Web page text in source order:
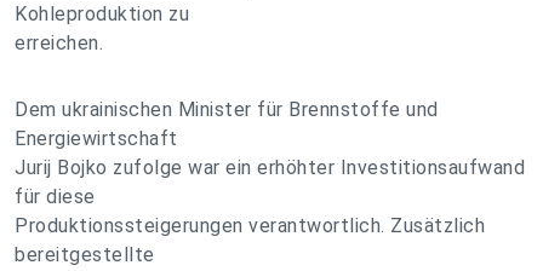
Kohleproduktion zu
erreichen.
Dem ukrainischen Minister für Brennstoffe und
Energiewirtschaft
Jurij Bojko zufolge war ein erhöhter Investitionsaufwand
für diese
Produktionssteigerungen verantwortlich. Zusätzlich
bereitgestellte